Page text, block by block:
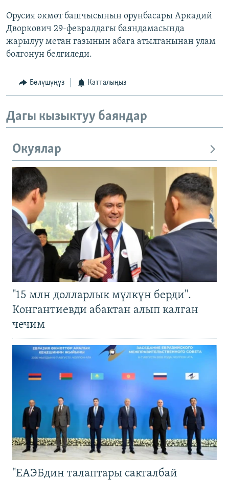
Орусия өкмөт башчысынын орунбасары Аркадий
Дворкович 29-февралдагы баяндамасында
жарылуу метан газынын абага атылганынан улам
болгонун белгиледи.
Бөлүшүңүз Катталыңыз
Дагы кызыктуу баяндар
Окуялар
"15 млн долларлык мүлкүн берди".
Конгантиевди абактан алып калган
чечим
"ЕАЭБдин талаптары сакталбай